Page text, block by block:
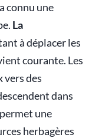
connu une
La
à déplacer les
courante. Les
vers des
dans
une
herbagères